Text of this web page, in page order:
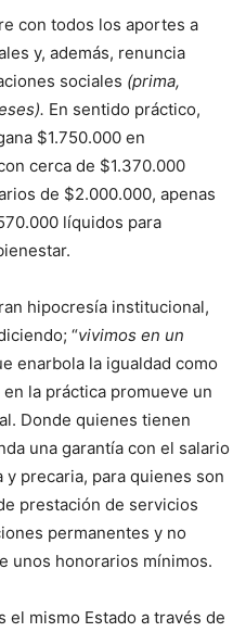
con todos los aportes a
y, además, renuncia
sociales (prima,
En sentido práctico,
$1.750.000 en
cerca de $1.370.000
de $2.000.000, apenas
líquidos para
hipocresía institucional,
“vivimos en un
enarbola la igualdad como
la práctica promueve un
Donde quienes tienen
una garantía con el salario
precaria, para quienes son
prestación de servicios
permanentes y no
unos honorarios mínimos.
el mismo Estado a través de